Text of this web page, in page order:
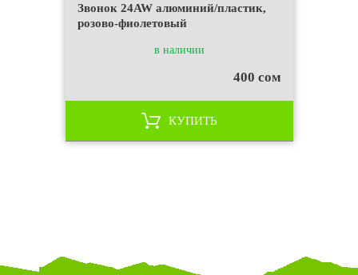
Звонок 24AW алюминий/пластик,
розово-фиолетовый
в наличии
400 сом
КУПИТЬ